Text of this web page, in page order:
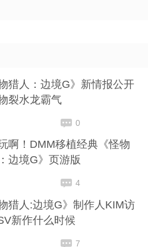
物猎人：边境G》新情报公开
裂水龙霸气
0
啊！DMM移植经典《怪物
边境G》页游版
4
物猎人:边境G》制作人KIM访
新作什么时候
7